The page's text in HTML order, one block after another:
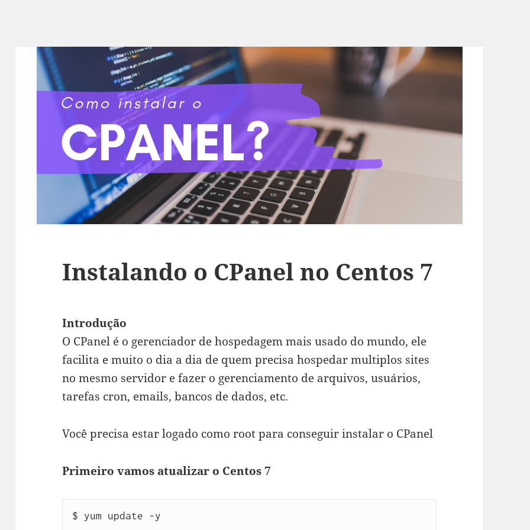
Instalando o CPanel no Centos 7
Introdução
O CPanel é o gerenciador de hospedagem mais usado do mundo, ele
facilita e muito o dia a dia de quem precisa hospedar multiplos sites
no mesmo servidor e fazer o gerenciamento de arquivos, usuários,
tarefas cron, emails, bancos de dados, etc.
Você precisa estar logado como root para conseguir instalar o CPanel
Primeiro vamos atualizar o Centos 7
$ yum update -y